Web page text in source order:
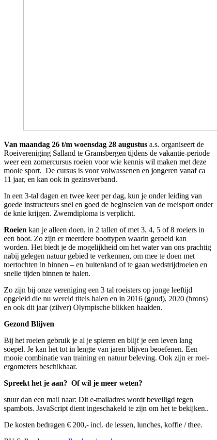
Van maandag 26 t/m woensdag 28 augustus a.s. organiseert de
Roeivereniging Salland te Gramsbergen tijdens de vakantie-periode
weer een zomercursus roeien voor wie kennis wil maken met deze
mooie sport. De cursus is voor volwassenen en jongeren vanaf ca
11 jaar, en kan ook in gezinsverband.
In een 3-tal dagen en twee keer per dag, kun je onder leiding van
goede instructeurs snel en goed de beginselen van de roeisport onder
de knie krijgen. Zwemdiploma is verplicht.
Roeien kan je alleen doen, in 2 tallen of met 3, 4, 5 of 8 roeiers in
een boot. Zo zijn er meerdere boottypen waarin geroeid kan
worden. Het biedt je de mogelijkheid om het water van ons prachtig
nabij gelegen natuur gebied te verkennen, om mee te doen met
toertochten in binnen – en buitenland of te gaan wedstrijdroeien en
snelle tijden binnen te halen.
Zo zijn bij onze vereniging een 3 tal roeisters op jonge leeftijd
opgeleid die nu wereld titels halen en in 2016 (goud), 2020 (brons)
en ook dit jaar (zilver) Olympische blikken haalden.
Gezond Blijven
Bij het roeien gebruik je al je spieren en blijf je een leven lang
soepel. Je kan het tot in lengte van jaren blijven beoefenen. Een
mooie combinatie van training en natuur beleving. Ook zijn er roei-
ergometers beschikbaar.
Spreekt het je aan? Of wil je meer weten?
stuur dan een mail naar: Dit e-mailadres wordt beveiligd tegen
spambots. JavaScript dient ingeschakeld te zijn om het te bekijken..
De kosten bedragen € 200,- incl. de lessen, lunches, koffie / thee.